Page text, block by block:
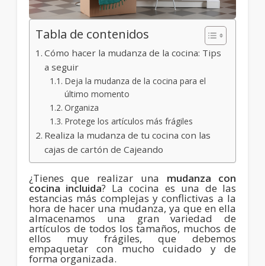
Tabla de contenidos
Cómo hacer la mudanza de la cocina: Tips
a seguir
Deja la mudanza de la cocina para el
último momento
Organiza
Protege los artículos más frágiles
Realiza la mudanza de tu cocina con las
cajas de cartón de Cajeando
¿Tienes que realizar una mudanza con
cocina incluida? La cocina es una de las
estancias más complejas y conflictivas a la
hora de hacer una mudanza, ya que en ella
almacenamos una gran variedad de
artículos de todos los tamaños, muchos de
ellos muy frágiles, que debemos
empaquetar con mucho cuidado y de
forma organizada.